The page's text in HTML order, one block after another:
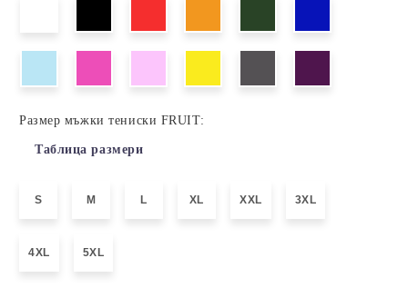
Размер мъжки тениски FRUIT:
Таблица размери
S M L XL XXL 3XL
4XL 5XL